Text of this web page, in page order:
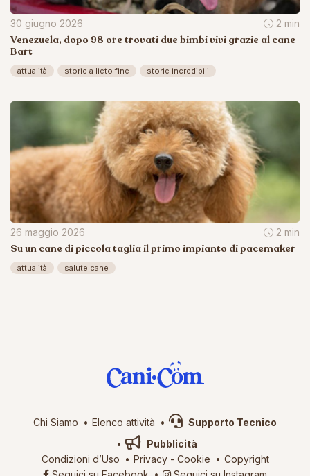
30 giugno 2026 2 min
Venezuela, dopo 98 ore trovati due bimbi vivi grazie al cane
Bart
attualità storie a lieto fine storie incredibili
26 maggio 2026 2 min
Su un cane di piccola taglia il primo impianto di pacemaker
attualità salute cane
Chi Siamo Elenco attività
Supporto Tecnico
Pubblicità
Condizioni d’Uso
Privacy- Cookie
Copyright